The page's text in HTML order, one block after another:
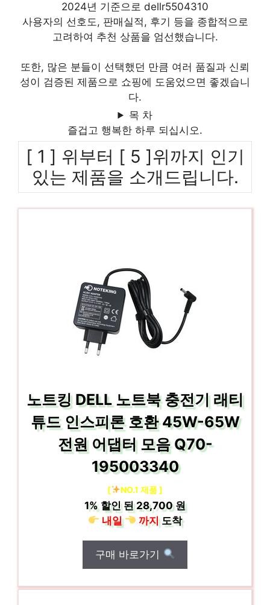
2024년 기준으로 dellr5504310
사용자의 선호도, 판매실적, 후기 등을 종합적으로
고려하여 추천 상품을 엄선했습니다.
또한, 많은 분들이 선택했던 만큼 여러 품질과 신뢰
성이 검증된 제품으로 쇼핑에 도움었으면 좋겠습니
다.
목 차
즐겁고 행복한 하루 되십시오.
[ 1 ] 위부터 [ 5 ]위까지 인기
있는 제품을 소개드립니다.
노트킹 DELL 노트북 충전기 래티
튜드 인스피론 호환 45W-65W
전원 어댑터 모음 Q70-
195003340
[ NO.1 제품 ]
1% 할인 된28,700 원
내일
까지도착
구매 바로가기